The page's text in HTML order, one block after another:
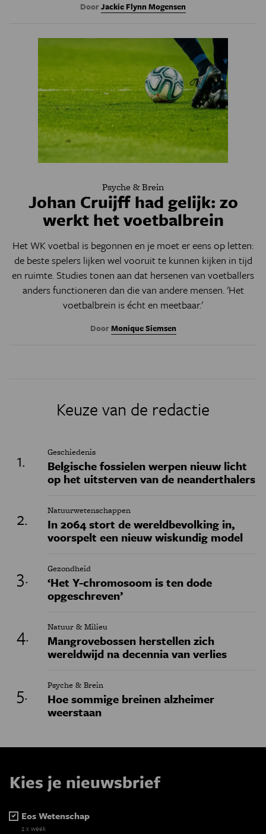
DoorJackie Flynn Mogensen
Psyche & Brein
Johan Cruijff had gelijk: zo
werkt het voetbalbrein
Het WK voetbal is begonnen en je moet er eens op letten:
de beste spelers lijken wel vooruit te kunnen kijken in tijd
en ruimte. Studies tonen aan dat hersenen van voetballers
anders functioneren dan die van andere mensen. 'Het
voetbalbrein is écht en meetbaar.'
DoorMonique Siemsen
Keuze van de redactie
Geschiedenis
Belgische fossielen werpen nieuw licht
op het uitsterven van de neanderthalers
Natuurwetenschappen
In 2064 stort de wereldbevolking in,
voorspelt een nieuw wiskundig model
Gezondheid
‘Het Y-chromosoom is ten dode
opgeschreven’
Natuur & Milieu
Mangrovebossen herstellen zich
wereldwijd na decennia van verlies
Psyche & Brein
Hoe sommige breinen alzheimer
weerstaan
Kies je nieuwsbrief
Eos Wetenschap
2 x week